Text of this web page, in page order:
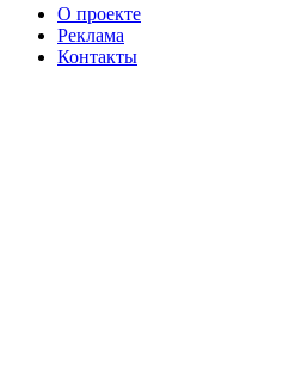
О проекте
Реклама
Контакты